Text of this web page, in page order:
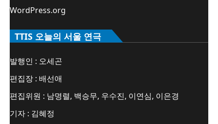
WordPress.org
TTIS 오늘의 서울 연극
발행인 : 오세곤
편집장 : 배선애
편집위원 : 남명렬, 백승무, 우수진, 이연심, 이은경
기자 : 김혜정